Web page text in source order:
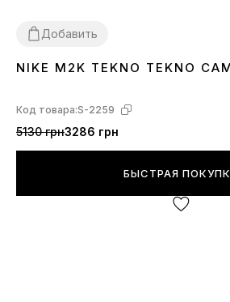
Добавить
38
NIKE M2K TEKNO TEKNO
Код товара:S-2259
5130 грн3286 грн
БЫСТРАЯ